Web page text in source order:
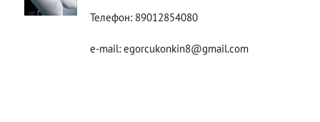
Телефон: 89012854080
e-mail: egorcukonkin8@gmail.com